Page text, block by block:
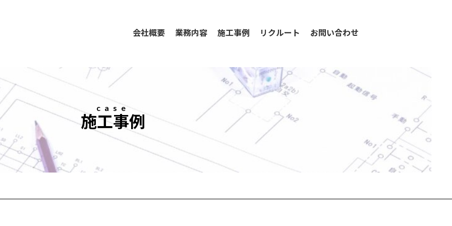
会社概要 業務内容 施工事例 リクルート お問い合わせ
case
施工事例